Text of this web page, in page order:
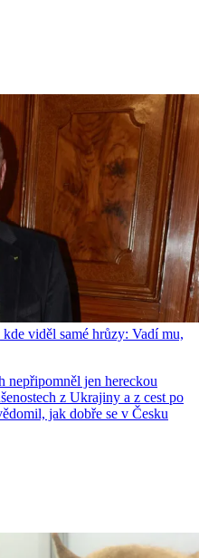
viděl samé hrůzy: Vadí mu,
nepřipomněl jen hereckou
z Ukrajiny a z cest po
jak dobře se v Česku